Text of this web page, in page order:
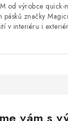
od výrobce quick-
značky
v interiéru i
vám s